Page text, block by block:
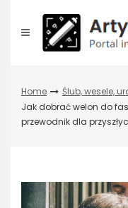
content
Home
Ślub, wesele,
Jak dobrać welon do
przewodnik dla